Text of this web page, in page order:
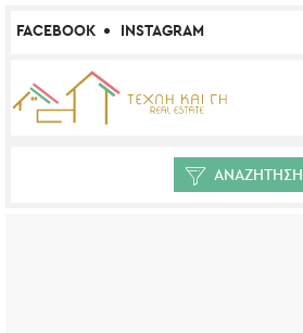
FACEBOOK INSTAGRAM
ΑΝΑΖΗΤΗΣΗ